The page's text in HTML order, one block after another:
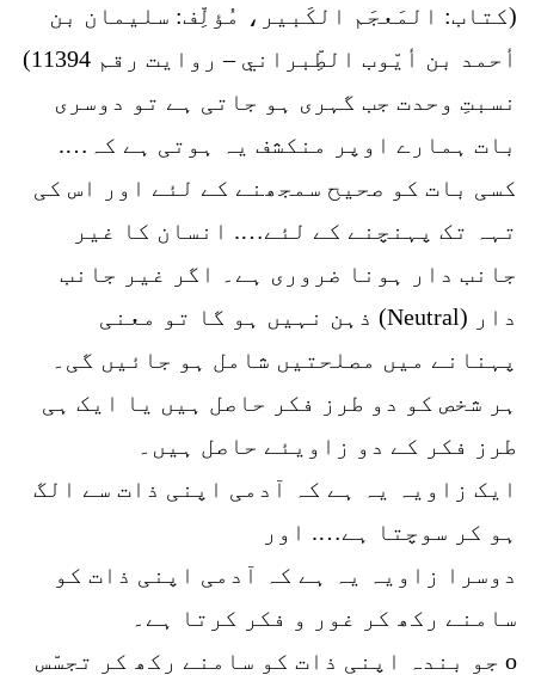
(کتاب: المَعجَم الكَبير، مُؤلِّف: سليمان بن
أحمد بن أيّوب الطِّبراني – روایت رقم 11394)
نسبتِ وحدت جب گہری ہو جاتی ہے تو دوسری
بات ہمارے اوپر منکشف یہ ہوتی ہے کہ….
کسی بات کو صحیح سمجھنے کے لئے اور اس کی
تہہ تک پہنچنے کے لئے…. انسان کا غیر
جانب دار ہونا ضروری ہے۔ اگر غیر جانب
دار (Neutral) ذہن نہیں ہو گا تو معنی
پہنانے میں مصلحتیں شامل ہو جائیں گی۔
ہر شخص کو دو طرز فکر حاصل ہیں یا ایک ہی
طرز فکر کے دو زاویئے حاصل ہیں۔
ایک زاویہ یہ ہے کہ آدمی اپنی ذات سے الگ
ہو کر سوچتا ہے…. اور
دوسرا زاویہ یہ ہے کہ آدمی اپنی ذات کو
سامنے رکھ کر غور و فکر کرتا ہے۔
o جو بندہ اپنی ذات کو سامنے رکھ کر تجسّس